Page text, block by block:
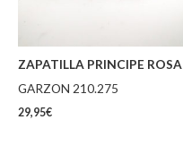
ZAPATILLA PRINCIPE ROSA
GARZON 210.275
29,95€